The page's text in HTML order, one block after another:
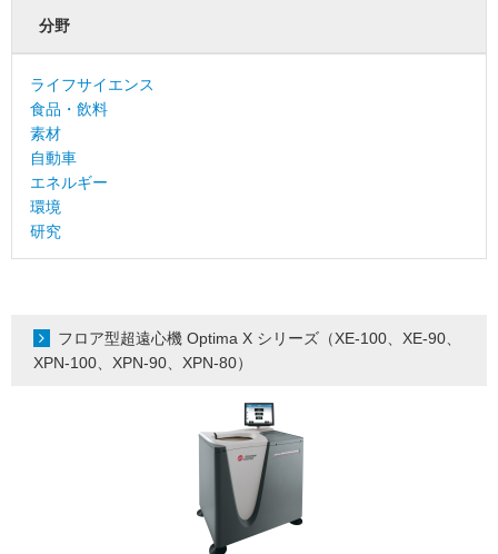
分野
ライフサイエンス
食品・飲料
素材
自動車
エネルギー
環境
研究
フロア型超遠心機 Optima X シリーズ（XE-100、XE-90、
XPN-100、XPN-90、XPN-80）